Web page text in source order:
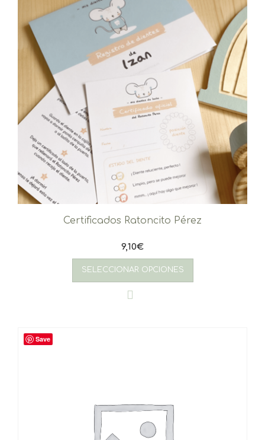
Certificados Ratoncito Pérez
9,10€
SELECCIONAR OPCIONES
Save